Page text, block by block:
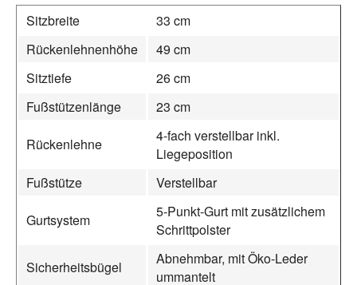
Sitzbreite
33 cm
Rückenlehnenhöhe
49 cm
Sitztiefe
26 cm
Fußstützenlänge
23 cm
Rückenlehne
4-fach verstellbar inkl.
Liegeposition
Fußstütze
Verstellbar
Gurtsystem
5-Punkt-Gurt mit zusätzlichem
Schrittpolster
Sicherheitsbügel
Abnehmbar, mit Öko-Leder
ummantelt